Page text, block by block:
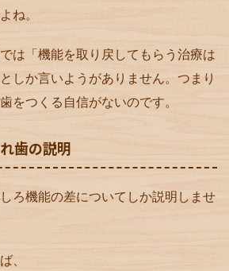
ね。
は「機能を取り戻してもらう治療は
しか言いようがありません。つまり
をつくる自信がないのです。
歯の説明
ろ機能の差についてしか説明しませ
、